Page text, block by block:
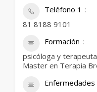
Teléfono 1
81 8188 9101
Formación
psicóloga y
Master en Terapia
Enfermedades